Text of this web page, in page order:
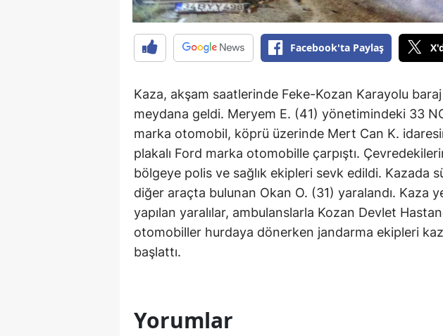
Facebook'ta Paylaş
Kaza, akşam saatlerinde Feke-Kozan Karayolu
meydana geldi. Meryem E. (41) yönetimindeki 33
marka otomobil, köprü üzerinde Mert Can K.
plakalı Ford marka otomobille çarpıştı.
bölgeye polis ve sağlık ekipleri sevk edildi. Kazada
diğer araçta bulunan Okan O. (31) yaralandı. Kaza
yapılan yaralılar, ambulanslarla Kozan Devlet
otomobiller hurdaya dönerken jandarma ekipleri
başlattı.
Yorumlar